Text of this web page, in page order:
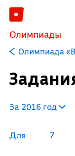
Олимпиады
Олимпиада
За 2016 год
Для 7